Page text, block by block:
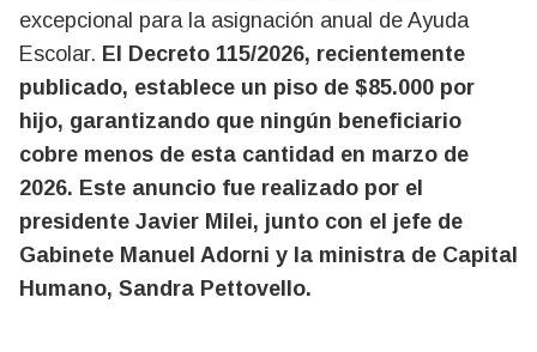
excepcional para la asignación anual de Ayuda
Escolar. El Decreto 115/2026, recientemente
publicado, establece un piso de $85.000 por
hijo, garantizando que ningún beneficiario
cobre menos de esta cantidad en marzo de
2026. Este anuncio fue realizado por el
presidente Javier Milei, junto con el jefe de
Gabinete Manuel Adorni y la ministra de Capital
Humano, Sandra Pettovello.